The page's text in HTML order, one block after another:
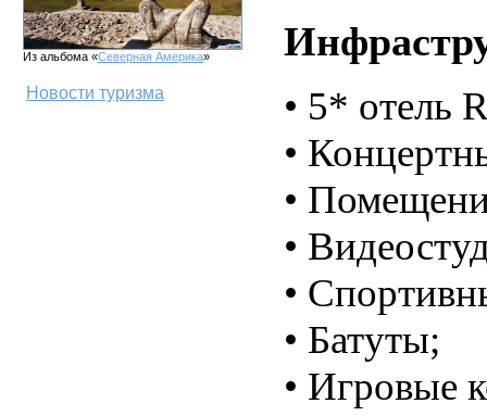
Из альбома «Северная Америка»
Новости туризма • 5* отель
•
•
•
•
• Батуты;
• Игровые